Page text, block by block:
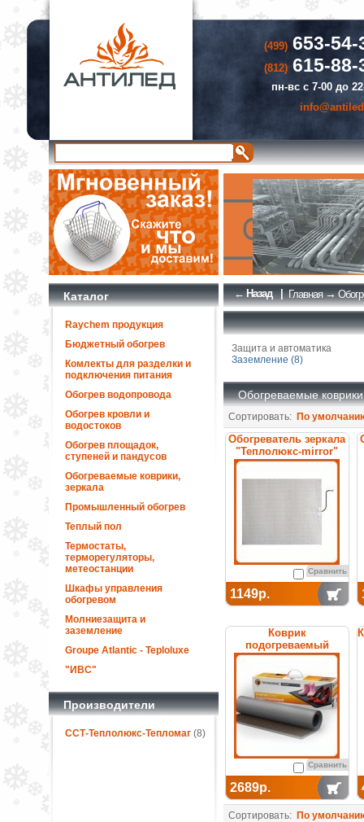
(499)653-54-
(812)615-88-
пн-вс с 7-00 до
Каталог
Raychem продукция
Бюджетный обогрев
Комлекты для разделки и
подключения питания
Обогрев водопровода
Обогрев кровли и
водостоков
Обогрев площадок,
ступеней и пандусов
Обогреваемые коврики,
зеркала
Промышленный обогрев
Теплый пол
Термостаты,
терморегуляторы,
метеостанции
Шкафы управления
обогревом
Молниезащита и
заземление
Groupe Atlantic - Teploluxe
"ИВС"
Производители
ССТ-Теплолюкс-Тепломаг(8)
← Назад | Главная→
Защита и автоматика
Заземление (8)
Обогреваемые
Сортировать: По
Обогреватель зеркала
"Теплолюкс-mirror"
50х42
Сравнить
1149р.
Коврик
подогреваемый
"Теплолюкс-carpet"
80х50 серый
Сравнить
2689р.
Сортировать: По